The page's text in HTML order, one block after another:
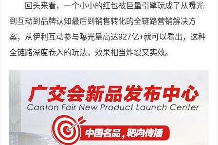
回头来看，一个小小的红包被巨量引擎玩成了从曝光
到互动到品牌认知最后到销售转化的全链路营销解决方
案，从伊利互动参与曝光量高达927亿+就可以看出，这种
全链路深度卷入的玩法，效果相当炸裂又实效。